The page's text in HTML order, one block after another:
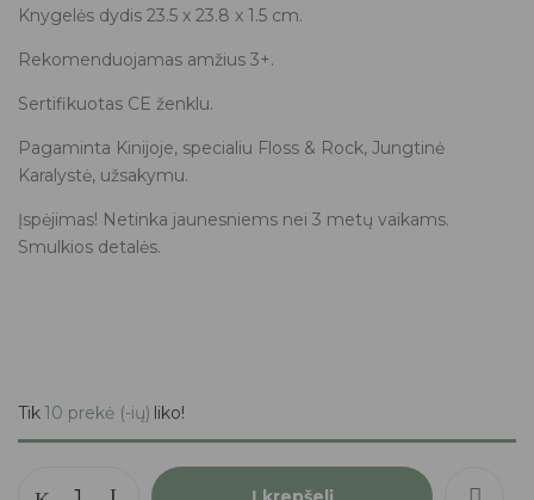
Knygelės dydis 23.5 x 23.8 x 1.5 cm.
Rekomenduojamas amžius 3+.
Sertifikuotas CE ženklu.
Pagaminta Kinijoje, specialiu Floss & Rock, Jungtinė
Karalystė, užsakymu.
Įspėjimas! Netinka jaunesniems nei 3 metų vaikams.
Smulkios detalės.
Tik10 prekė (-ių) liko!